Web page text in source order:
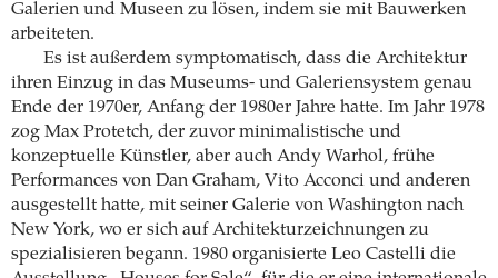
Galerien und Museen zu lösen, indem sie mit Bauwerken
arbeiteten.
Es ist außerdem symptomatisch, dass die Architektur
ihren Einzug in das Museums- und Galeriensystem genau
Ende der 1970er, Anfang der 1980er Jahre hatte. Im Jahr 1978
zog Max Protetch, der zuvor minimalistische und
konzeptuelle Künstler, aber auch Andy Warhol, frühe
Performances von Dan Graham, Vito Acconci und anderen
ausgestellt hatte, mit seiner Galerie von Washington nach
New York, wo er sich auf Architekturzeichnungen zu
spezialisieren begann. 1980 organisierte Leo Castelli die